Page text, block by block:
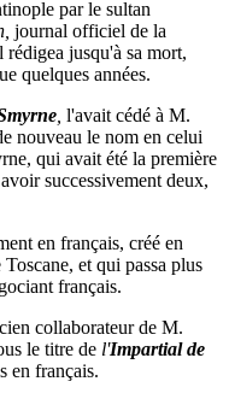
par le sultan
journal officiel de la
jusqu'à sa mort,
quelques années.
l'avait cédé à M.
nouveau le nom en celui
qui avait été la première
successivement deux,
en français, créé en
et qui passa plus
français.
collaborateur de M.
le titre de l'Impartial de
en français.